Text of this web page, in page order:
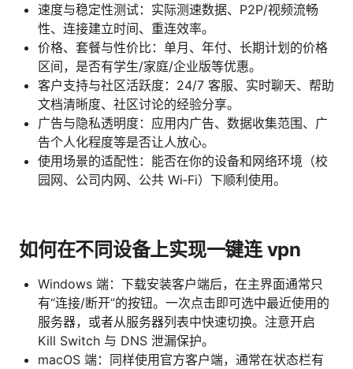
速度与稳定性测试：实际测速数据、P2P/视频流畅
性、连接建立时间、重连效率。
价格、套餐与性价比：单月、年付、长期计划的价格
区间，是否有学生/家庭/企业版等优惠。
客户支持与社区活跃度：24/7 客服、实时聊天、帮助
文档清晰度、社区讨论的经验分享。
广告与隐私透明度：应用内广告、数据收集范围、广
告个人化程度等是否让人放心。
使用场景的适配性：能否在你的设备和网络环境（校
园网、公司内网、公共 Wi‑Fi）下顺利使用。
如何在不同设备上实现一键连 vpn
Windows 端：下载安装客户端后，在主界面通常只
有“连接/断开”的按钮。一次点击即可选中最近使用的
服务器，或者从服务器列表中快速切换。注意开启
Kill Switch 与 DNS 泄漏保护。
macOS 端：同样使用官方客户端，通常在状态栏有